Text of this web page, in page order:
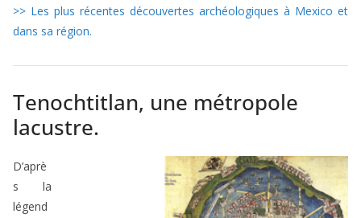
>> Les plus récentes découvertes archéologiques à Mexico et
dans sa région.
Tenochtitlan, une métropole
lacustre.
D’aprè
s la
légend